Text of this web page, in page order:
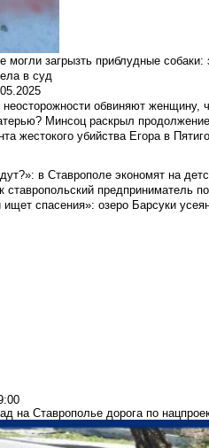
могли загрызть приблудные
в суд
обвиняют женщину,
Минсоц раскрыл
жестокого убийства Егора в
в Ставрополе экономят на
ставропольский предприниматель
ищет спасения»: озеро Барсуки
на Ставрополье дорога по